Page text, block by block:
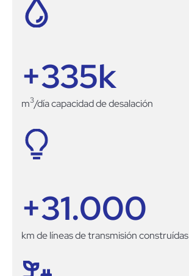
m3/día capacidad de desalación
+335k
km de líneas de transmisión construídas
+31.000